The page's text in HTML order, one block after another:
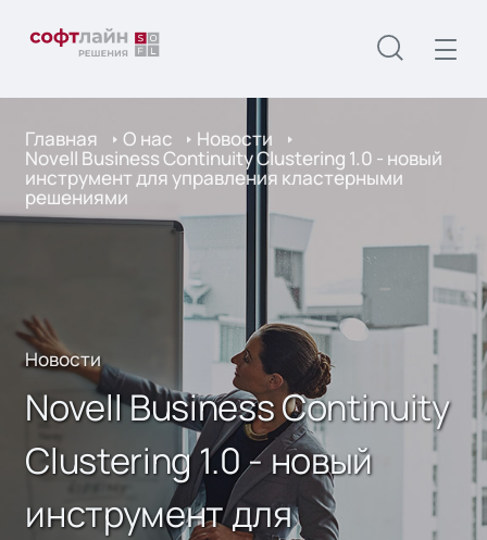
Главная О нас Новости
Novell Business Continuity Clustering 1.0 - новый
инструмент для управления кластерными
решениями
Новости
Novell Business Continuity
Clustering 1.0 - новый
инструмент для